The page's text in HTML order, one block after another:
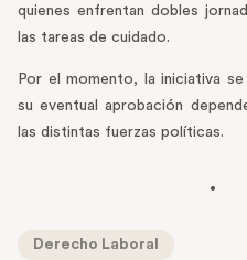
quienes enfrentan dobles
las tareas de cuidado.
Por el momento, la iniciativa
su eventual aprobación
las distintas fuerzas políticas.
Derecho Laboral